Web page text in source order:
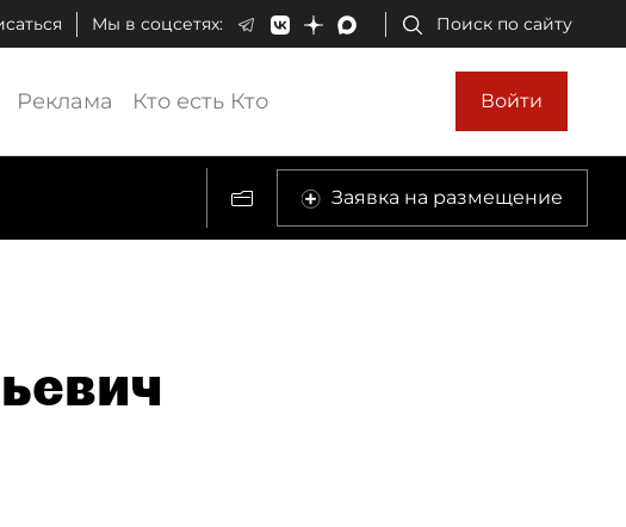
Мы в соцсетях: Поиск по сайту
Реклама Кто есть Кто Войти
Заявка на размещение